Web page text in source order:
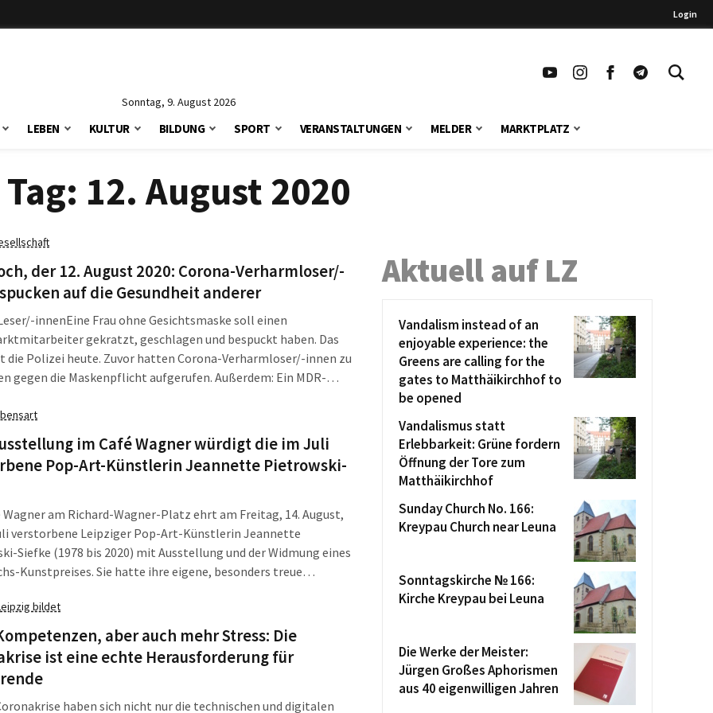
Login
Sonntag, 9. August 2026
LEBEN KULTUR BILDUNG SPORT VERANSTALTUNGEN MELDER MARKTPLATZ
Tag: 12. August 2020
der 12. August 2020: Corona-Verharmloser/-
auf die Gesundheit anderer
innenEine Frau ohne Gesichtsmaske soll einen
gekratzt, geschlagen und bespuckt haben. Das
die Polizei heute. Zuvor hatten Corona-Verharmloser/-innen zu
gegen die Maskenpflicht aufgerufen. Außerdem: Ein MDR-
Reform stößt auf ein geteiltes Echo. Die L-IZ fasst
was am Mittwoch, den 12. August 2020, in Leipzig und Sachsen
im Café Wagner würdigt die im Juli
Pop-Art-Künstlerin Jeannette Pietrowski-
Wagner am Richard-Wagner-Platz ehrt am Freitag, 14. August,
verstorbene Leipziger Pop-Art-Künstlerin Jeannette
Siefke (1978 bis 2020) mit Ausstellung und der Widmung eines
Kunstpreises. Sie hatte ihre eigene, besonders treue
auf.
bildet
aber auch mehr Stress: Die
ist eine echte Herausforderung für
haben sich nicht nur die technischen und digitalen
Aktuell auf LZ
Vandalism instead of an
enjoyable experience: the
Greens are calling for the
gates to Matthäikirchhof to
be opened
Vandalismus statt
Erlebbarkeit: Grüne fordern
Öffnung der Tore zum
Matthäikirchhof
Sunday Church No. 166:
Kreypau Church near Leuna
Sonntagskirche № 166:
Kirche Kreypau bei Leuna
Die Werke der Meister:
Jürgen Großes Aphorismen
aus 40 eigenwilligen Jahren